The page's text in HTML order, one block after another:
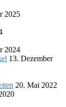
2025
2024
13. Dezember
20. Mai 2022